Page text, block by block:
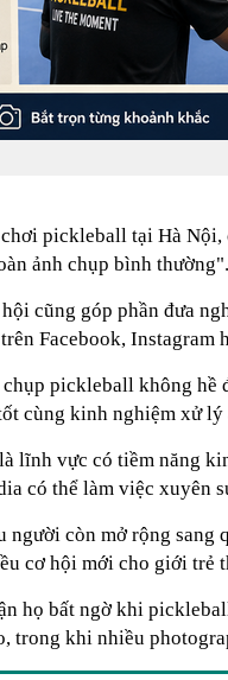
pickleball tại Hà
ảnh chụp bình thường".
cũng góp phần đưa
Facebook, Instagram
pickleball không
cùng kinh nghiệm xử lý
lĩnh vực có tiềm năng
có thể làm việc xuyên
người còn mở rộng sang
cơ hội mới cho giới trẻ
họ bất ngờ khi
trong khi nhiều